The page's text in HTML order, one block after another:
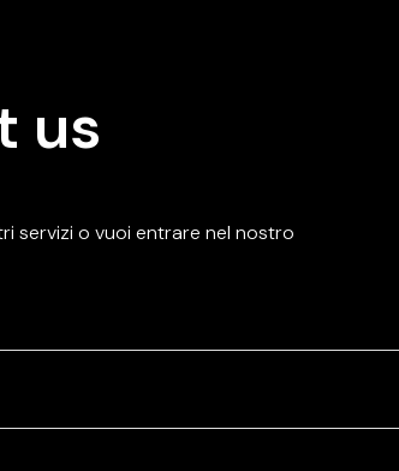
us
servizi o vuoi entrare nel nostro